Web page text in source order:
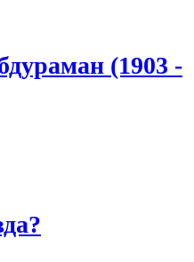
(1903 -